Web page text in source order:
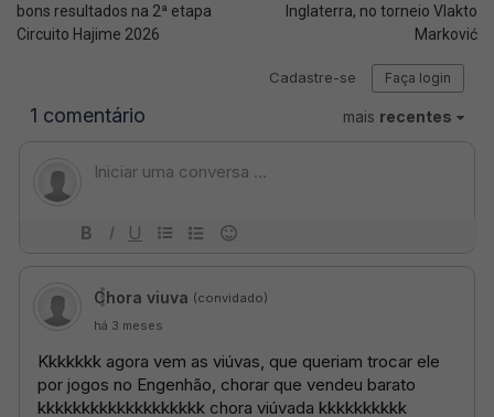
bons resultados na 2ª etapa
Circuito Hajime 2026
Inglaterra, no torneio Vlakto
Marković